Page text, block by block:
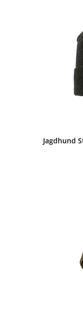
Jagdhund